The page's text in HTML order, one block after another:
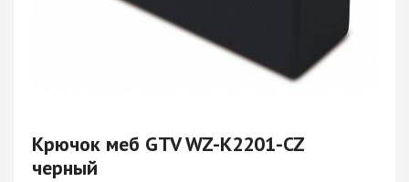
Крючок меб GTV WZ-K2201-CZ
черный